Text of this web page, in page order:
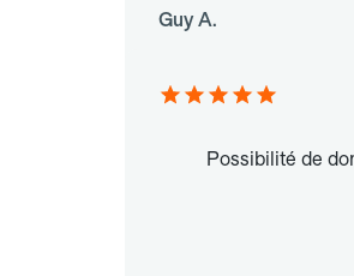
Guy A.
Possibilité de